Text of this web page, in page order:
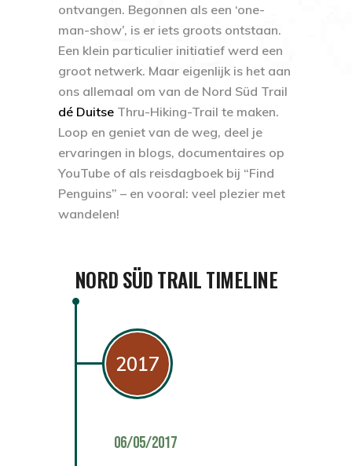
ontvangen. Begonnen als een ‘one-
man-show’, is er iets groots ontstaan.
Een klein particulier initiatief werd een
groot netwerk. Maar eigenlijk is het aan
ons allemaal om van de Nord Süd Trail
dé Duitse Thru-Hiking-Trail te maken.
Loop en geniet van de weg, deel je
ervaringen in blogs, documentaires op
YouTube of als reisdagboek bij “Find
Penguins” – en vooral: veel plezier met
wandelen!
NORD SÜD TRAIL TIMELINE
2017
06/05/2017